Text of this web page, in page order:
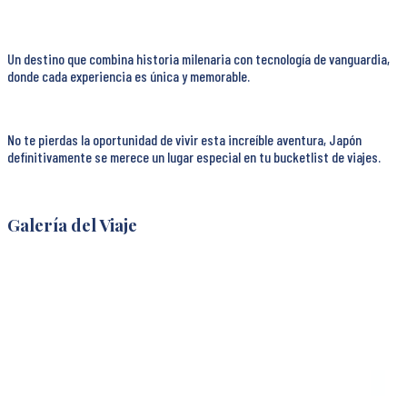
Un destino que combina historia milenaria con tecnología de vanguardia,
donde cada experiencia es única y memorable.
No te pierdas la oportunidad de vivir esta increíble aventura, Japón
definitivamente se merece un lugar especial en tu bucketlist de viajes.
Galería del Viaje